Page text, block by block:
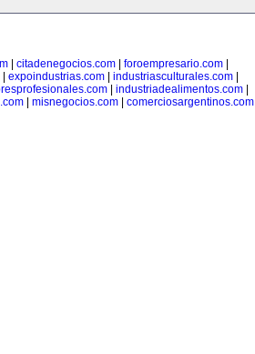
citadenegocios.com foroempresario.com
expoindustrias.com industriasculturales.com
| industriadealimentos.com|
misnegocios.com comerciosargentinos.com